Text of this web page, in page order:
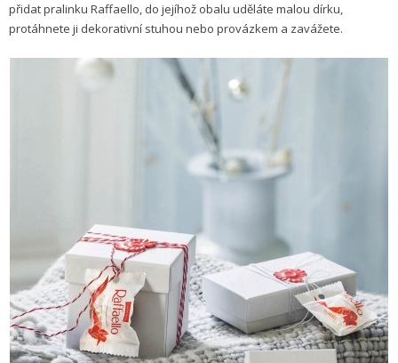
přidat pralinku Raffaello, do jejíhož obalu uděláte malou dírku,
protáhnete ji dekorativní stuhou nebo provázkem a zavážete.